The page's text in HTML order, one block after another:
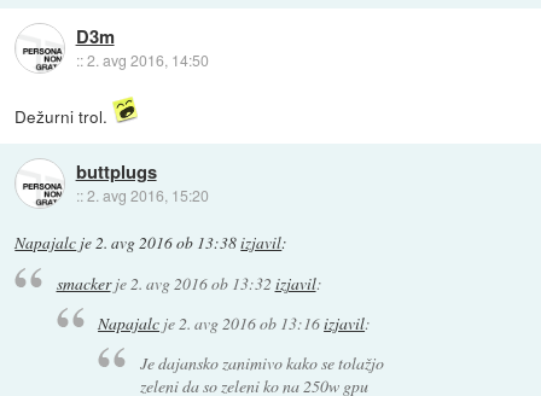
D3m
::2. avg 2016, 14:50
Dežurni trol.
buttplugs
::2. avg 2016, 15:20
Napajalc je2. avg 2016 ob 13:38izjavil:
smackerje2. avg 2016 ob 13:32 izjavil:
Napajalc je 2. avg 2016 ob 13:16izjavil:
Je dajansko zanimivo kako se tolažjo
zeleni da so zeleni ko na 250w gpu